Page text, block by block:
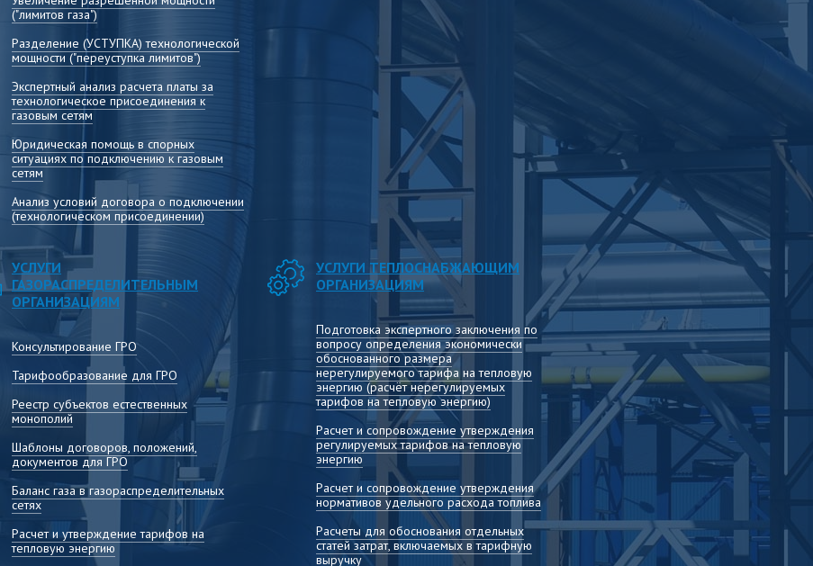
Консультирование по вопросам расчёта,
установления и применения тарифов, раскрытия
информации, сдачи отчётных форм и другим
вопросам деятельности теплоснабжающих
организаций
("лимитов газа")
Разделение (УСТУПКА) технологической
мощности ("переуступка лимитов")
Экспертный анализ расчета платы за
технологическое присоединения к
газовым сетям
Юридическая помощь в спорных
ситуациях по подключению к газовым
сетям
Анализ условий договора о подключении
(технологическом присоединении)
УСЛУГИ
ГАЗОРАСПРЕДЕЛИТЕЛЬНЫМ
ОРГАНИЗАЦИЯМ
Консультирование ГРО
Тарифообразование для ГРО
Реестр субъектов естественных
монополий
Шаблоны договоров, положений,
документов для ГРО
Баланс газа в газораспределительных
сетях
Расчет и утверждение тарифов на
тепловую энергию
УСЛУГИ ТЕПЛОСНАБЖАЮЩИМ
ОРГАНИЗАЦИЯМ
Подготовка экспертного заключения по
вопросу определения экономически
обоснованного размера
нерегулируемого тарифа на тепловую
энергию (расчёт нерегулируемых
тарифов на тепловую энергию)
Расчет и сопровождение утверждения
регулируемых тарифов на тепловую
энергию
Расчет и сопровождение утверждения
нормативов удельного расхода топлива
Расчеты для обоснования отдельных
статей затрат, включаемых в тарифную
выручку